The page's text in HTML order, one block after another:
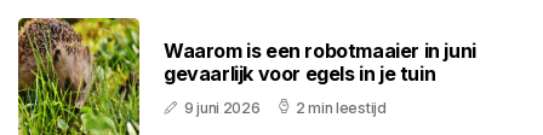
Waarom is een robotmaaier in juni
gevaarlijk voor egels in je tuin
9 juni 2026 2 min leestijd